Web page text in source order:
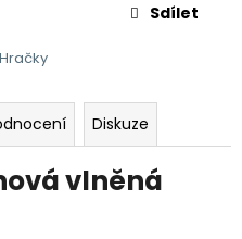
Hračky
Sdílet
Diskuze
vlněná